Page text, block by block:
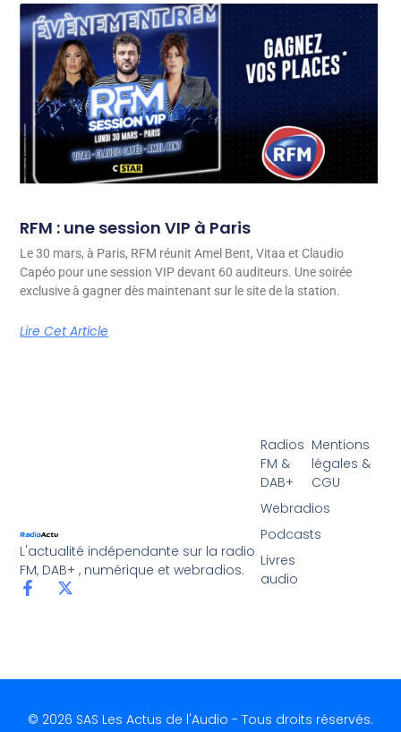
RFM : une session VIP à Paris
Le 30 mars, à Paris, RFM réunit Amel Bent, Vitaa et Claudio
Capéo pour une session VIP devant 60 auditeurs. Une soirée
exclusive à gagner dès maintenant sur le site de la station.
Lire Cet Article
L'actualité indépendante sur la radio
FM, DAB+ , numérique et webradios.
Radios
FM &
DAB+
Webradios
Podcasts
Livres
audio
Mentions
légales &
CGU
© 2026 SAS Les Actus de l'Audio - Tous droits réservés.